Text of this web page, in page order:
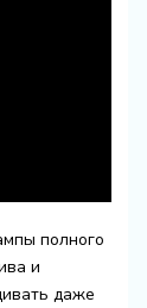
полного
и
даже